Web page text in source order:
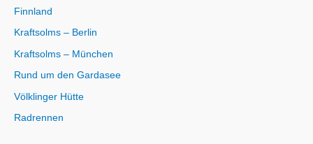
Finnland
Kraftsolms – Berlin
Kraftsolms – München
Rund um den Gardasee
Völklinger Hütte
Radrennen